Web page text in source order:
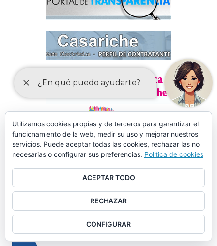
MÁS DE 150 CURSOS EN AULA MENTOR CASARICHE
Utilizamos cookies propias y de terceros para garantizar el
funcionamiento de la web, medir su uso y mejorar nuestros
servicios. Puede aceptar todas las cookies, rechazar las no
necesarias o configurar sus preferencias. Política de cookies
ACEPTAR TODO
RECHAZAR
CONFIGURAR